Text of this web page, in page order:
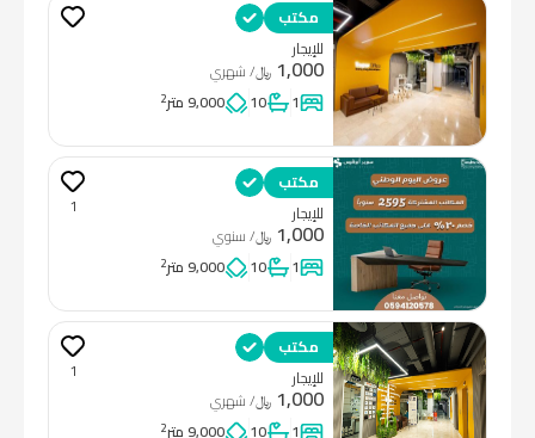
مكتب
للإيجار
1,000 ﷼/ شهري
1
10 9,000 متر 2
مكتب
للإيجار
1,000 ﷼/ سنوي
1
10 9,000 متر 2
1
مكتب
للإيجار
1,000 ﷼/ شهري
1
10 9,000 متر 2
1